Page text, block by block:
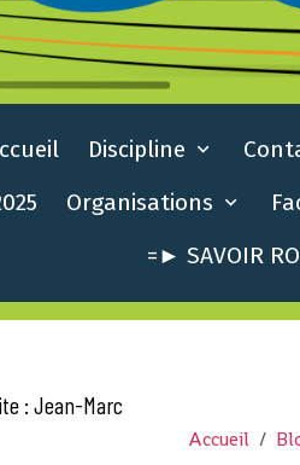
Discipline
Organisations
=► SAVOIR
Accueil
: Jean-Marc